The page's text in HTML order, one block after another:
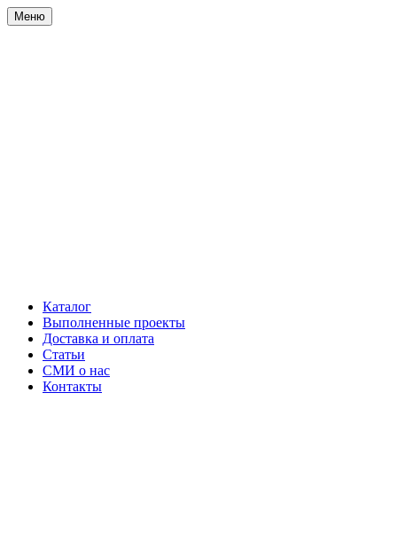
Меню
Каталог
Выполненные проекты
Доставка и оплата
Статьи
СМИ о нас
Контакты